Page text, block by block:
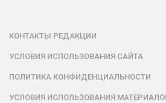
КОНТАКТЫ РЕДАКЦИИ
УСЛОВИЯ ИСПОЛЬЗОВАНИЯ САЙТА
ПОЛИТИКА КОНФИДЕНЦИАЛЬНОСТИ
УСЛОВИЯ ИСПОЛЬЗОВАНИЯ